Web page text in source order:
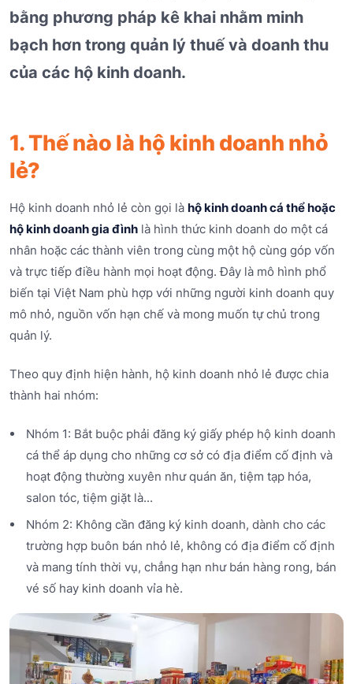
bằng phương pháp kê khai nhằm minh
bạch hơn trong quản lý thuế và doanh thu
của các hộ kinh doanh.
1. Thế nào là hộ kinh doanh nhỏ
lẻ?
Hộ kinh doanh nhỏ lẻ còn gọi là hộ kinh doanh cá thể hoặc
hộ kinh doanh gia đình là hình thức kinh doanh do một cá
nhân hoặc các thành viên trong cùng một hộ cùng góp vốn
và trực tiếp điều hành mọi hoạt động. Đây là mô hình phổ
biến tại Việt Nam phù hợp với những người kinh doanh quy
mô nhỏ, nguồn vốn hạn chế và mong muốn tự chủ trong
quản lý.
Theo quy định hiện hành, hộ kinh doanh nhỏ lẻ được chia
thành hai nhóm:
Nhóm 1: Bắt buộc phải đăng ký giấy phép hộ kinh doanh
cá thể áp dụng cho những cơ sở có địa điểm cố định và
hoạt động thường xuyên như quán ăn, tiệm tạp hóa,
salon tóc, tiệm giặt là...
Nhóm 2: Không cần đăng ký kinh doanh, dành cho các
trường hợp buôn bán nhỏ lẻ, không có địa điểm cố định
và mang tính thời vụ, chẳng hạn như bán hàng rong, bán
vé số hay kinh doanh vỉa hè.